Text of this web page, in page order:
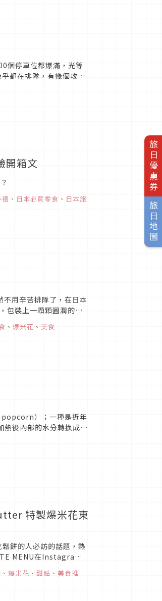
旅日優惠券
旅日地圖
個停車位都爆滿，光等
都在排隊，有幾個攻略
開箱文
、 日本必買零食 、 日本旅
用辛苦排隊了，在日本
包裝上一顆顆圓潤的爆
、 爆米花 、 美食
popcorn）；一種是近年
後內部的水分轉換成水
特製爆米花東
餅的人必訪的話題，熱
MENU在Instagram
、 爆米花 、 甜點 、 美食推